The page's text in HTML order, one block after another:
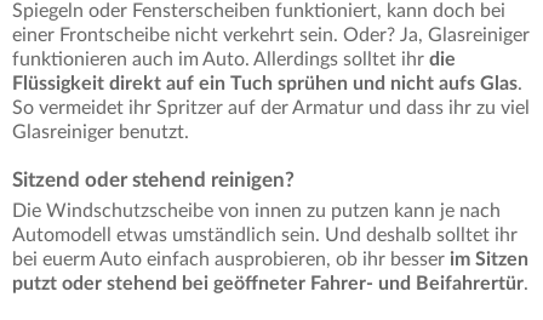
Spiegeln oder Fensterscheiben funktioniert, kann doch bei
einer Frontscheibe nicht verkehrt sein. Oder? Ja, Glasreiniger
funktionieren auch im Auto. Allerdings solltet ihr die
Flüssigkeit direkt auf ein Tuch sprühen und nicht aufs Glas.
So vermeidet ihr Spritzer auf der Armatur und dass ihr zu viel
Glasreiniger benutzt.
Sitzend oder stehend reinigen?
Die Windschutzscheibe von innen zu putzen kann je nach
Automodell etwas umständlich sein. Und deshalb solltet ihr
bei euerm Auto einfach ausprobieren, ob ihr besser im Sitzen
putzt oder stehend bei geöffneter Fahrer- und Beifahrertür.